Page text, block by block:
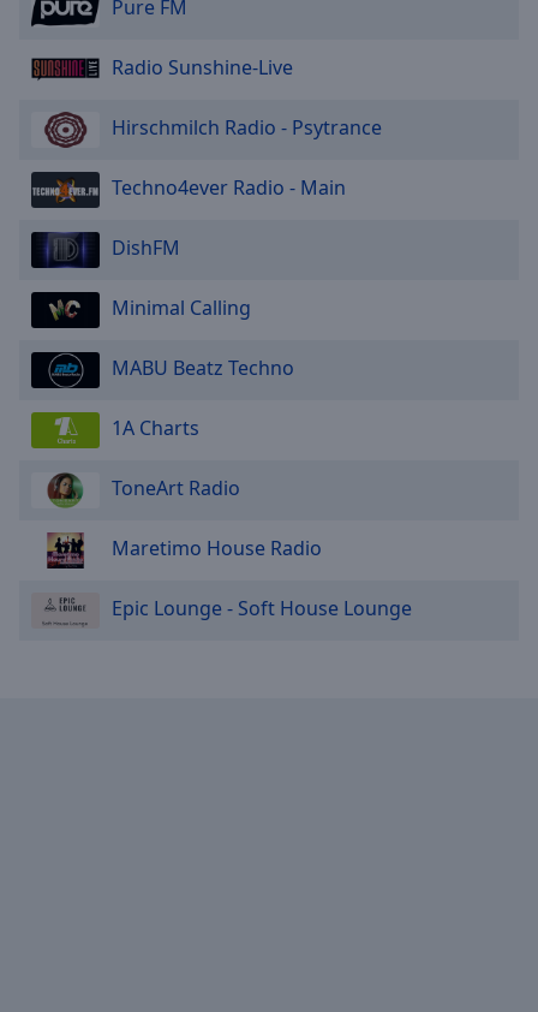
Pure FM
Radio Sunshine-Live
Hirschmilch Radio - Psytrance
Techno4ever Radio - Main
DishFM
Minimal Calling
MABU Beatz Techno
1A Charts
ToneArt Radio
Maretimo House Radio
Epic Lounge - Soft House Lounge